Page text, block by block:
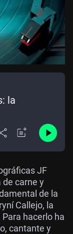
la
JF
de carne y
de la
Callejo, la
hacerlo ha
cantante y